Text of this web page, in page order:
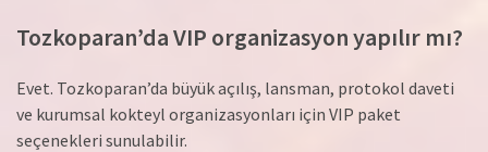
Tozkoparan’da VIP organizasyon yapılır mı?
Evet. Tozkoparan’da büyük açılış, lansman, protokol daveti
ve kurumsal kokteyl organizasyonları için VIP paket
seçenekleri sunulabilir.